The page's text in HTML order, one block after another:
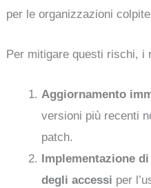
per le organizzazioni
Per mitigare questi rischi, i
Aggiornamento
versioni più recenti
patch.
Implementazione
degli accessi per